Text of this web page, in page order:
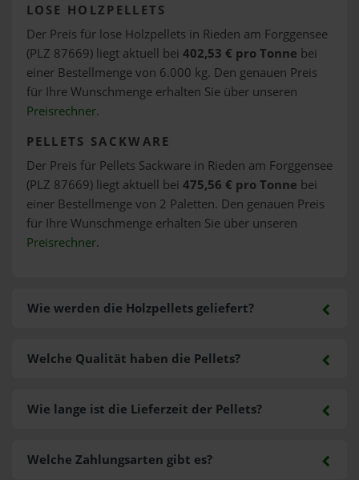
LOSE HOLZPELLETS
Der Preis für lose Holzpellets in Rieden am Forggensee
(PLZ 87669) liegt aktuell bei 402,53 € pro Tonne bei
einer Bestellmenge von 6.000 kg. Den genauen Preis
für Ihre Wunschmenge erhalten Sie über unseren
Preisrechner.
PELLETS SACKWARE
Der Preis für Pellets Sackware in Rieden am Forggensee
(PLZ 87669) liegt aktuell bei 475,56 € pro Tonne bei
einer Bestellmenge von 2 Paletten. Den genauen Preis
für Ihre Wunschmenge erhalten Sie über unseren
Preisrechner.
Wie werden die Holzpellets geliefert?
Welche Zahlungsarten gibt es?
Welche Qualität haben die Pellets?
Wie lange ist die Lieferzeit der Pellets?